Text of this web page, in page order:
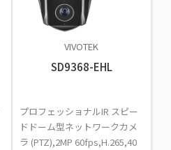
VIVOTEK
SD9368-EHL
プロフェッショナルIR スピー
ドドーム型ネットワークカメ
ラ (PTZ),2MP 60fps,H.265,40